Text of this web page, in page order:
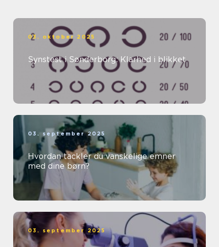
03. oktober 2025
Synstest i Sønderborg: Klarhed i blikket
03. september 2025
Hvordan tackler du vanskelige emner
med dine børn?
03. september 2025